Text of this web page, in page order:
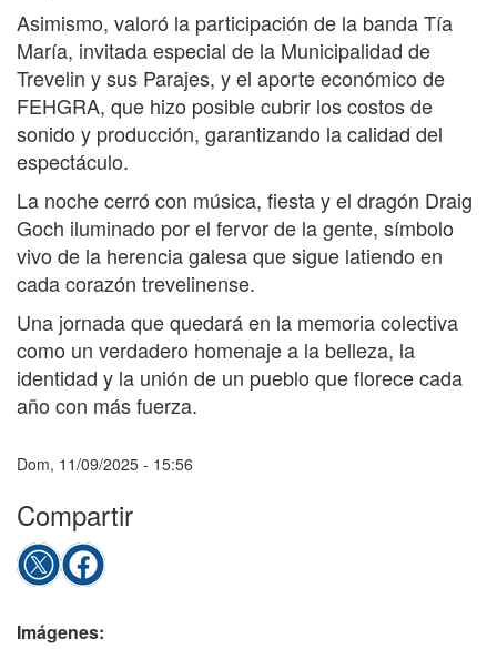
Asimismo, valoró la participación de la banda Tía
María, invitada especial de la Municipalidad de
Trevelin y sus Parajes, y el aporte económico de
FEHGRA, que hizo posible cubrir los costos de
sonido y producción, garantizando la calidad del
espectáculo.
La noche cerró con música, fiesta y el dragón Draig
Goch iluminado por el fervor de la gente, símbolo
vivo de la herencia galesa que sigue latiendo en
cada corazón trevelinense.
Una jornada que quedará en la memoria colectiva
como un verdadero homenaje a la belleza, la
identidad y la unión de un pueblo que florece cada
año con más fuerza.
Dom, 11/09/2025 - 15:56
Compartir
Imágenes: